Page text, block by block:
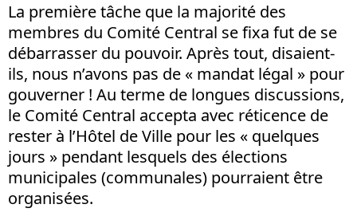
La première tâche que la majorité des
membres du Comité Central se fixa fut de se
débarrasser du pouvoir. Après tout, disaient-
ils, nous n’avons pas de « mandat légal » pour
gouverner ! Au terme de longues discussions,
le Comité Central accepta avec réticence de
rester à l’Hôtel de Ville pour les « quelques
jours » pendant lesquels des élections
municipales (communales) pourraient être
organisées.